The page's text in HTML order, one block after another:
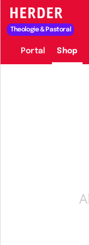
HERDER-MENÜ
Theologie & Pastoral
Portal Shop